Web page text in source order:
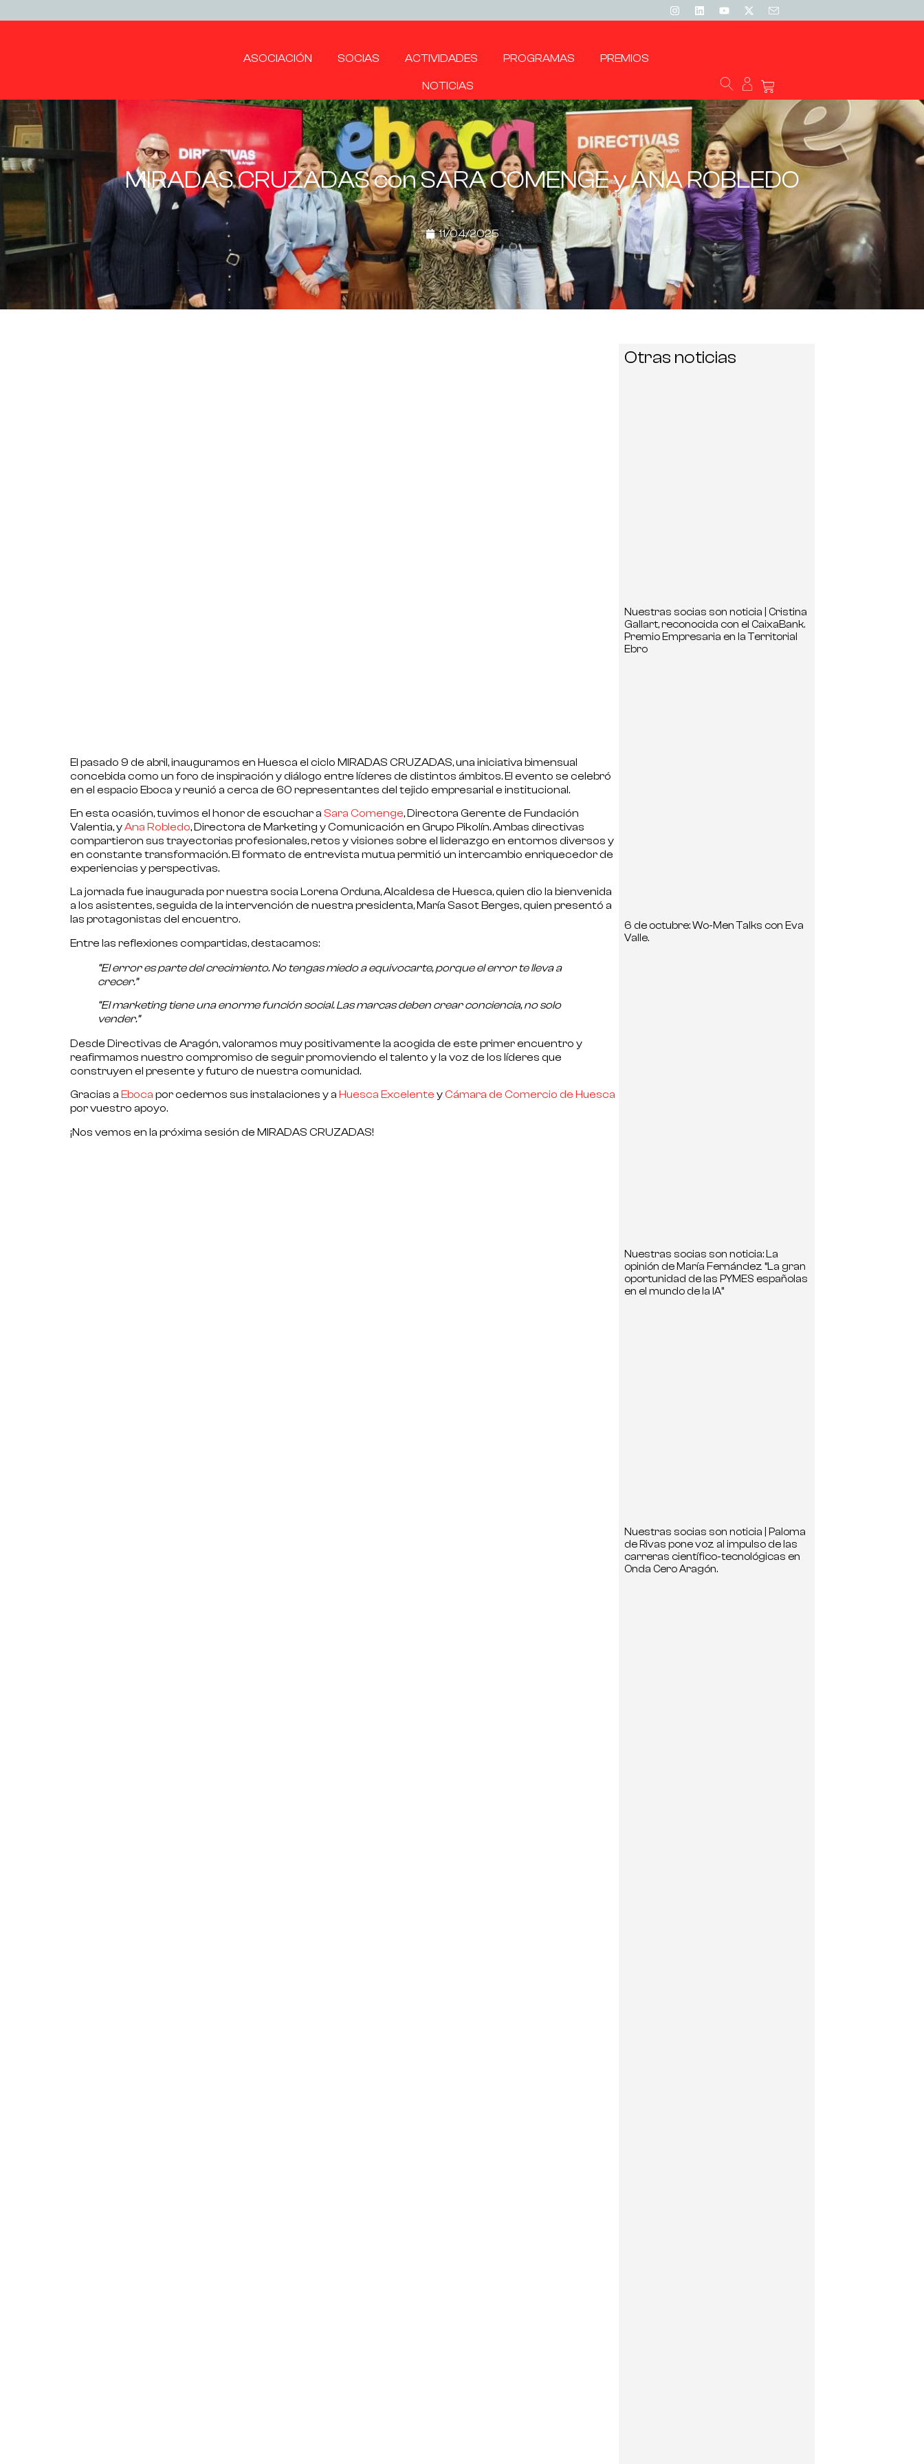
ASOCIACIÓN SOCIAS ACTIVIDADES PROGRAMAS PREMIOS
NOTICIAS
MIRADAS CRUZADAS con SARA COMENGE y ANA ROBLEDO
11/04/2025
El pasado 9 de abril, inauguramos en Huesca el ciclo MIRADAS CRUZADAS, una iniciativa bimensual
concebida como un foro de inspiración y diálogo entre líderes de distintos ámbitos. El evento se celebró
en el espacio Eboca y reunió a cerca de 60 representantes del tejido empresarial e institucional.
En esta ocasión, tuvimos el honor de escuchar a Sara Comenge, Directora Gerente de Fundación
Valentia, yAna Robledo, Directora de Marketing y Comunicación en Grupo Pikolín. Ambas directivas
compartieron sus trayectorias profesionales, retos y visiones sobre el liderazgo en entornos diversos y
en constante transformación. El formato de entrevista mutua permitió un intercambio enriquecedor de
experiencias y perspectivas.
La jornada fue inaugurada por nuestra socia Lorena Orduna, Alcaldesa de Huesca, quien dio la bienvenida
a los asistentes, seguida de la intervención de nuestra presidenta,María Sasot Berges, quien presentó a
las protagonistas del encuentro.
Entre las reflexiones compartidas, destacamos:
“El error es parte del crecimiento. No tengas miedo a equivocarte, porque el error te lleva a
crecer.”
“El marketing tiene una enorme función social. Las marcas deben crear conciencia, no solo
vender.”
Desde Directivas de Aragón, valoramos muy positivamente la acogida de este primer encuentro y
reafirmamos nuestro compromiso de seguir promoviendo el talento y la voz de los líderes que
construyen el presente y futuro de nuestra comunidad.
Gracias a Eboca por cedernos sus instalaciones y a Huesca Excelente yCámara de Comercio de Huesca
por vuestro apoyo.
¡Nos vemos en la próxima sesión de MIRADAS CRUZADAS!
Otras noticias
Nuestras socias son noticia | Cristina
Gallart, reconocida con el CaixaBank.
Premio Empresaria en la Territorial
Ebro
6 de octubre: Wo-Men Talks con Eva
Valle.
Nuestras socias son noticia: La
opinión de María Fernández “La gran
oportunidad de las PYMES españolas
en el mundo de la IA”
Nuestras socias son noticia | Paloma
de Rivas pone voz al impulso de las
carreras científico-tecnológicas en
Onda Cero Aragón.